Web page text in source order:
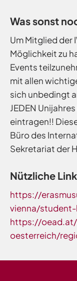
Was sonst
Um Mitglied der
Möglichkeit zu
Events
mit allen
sich unbedingt
JEDEN
eintragen!!
Büro des
Sekretariat der
Nützliche
https://
vienna/
https://
oesterreich/